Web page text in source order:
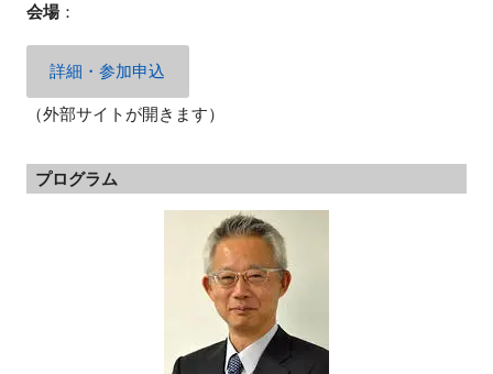
会場：
詳細・参加申込
（外部サイトが開きます）
プログラム